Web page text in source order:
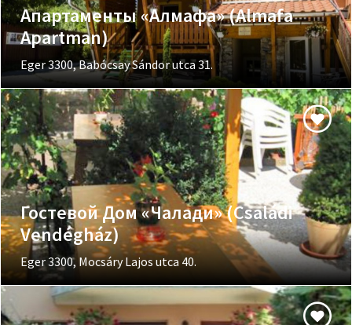
Апартаменты «Алмафа» (Almafa
Apartman)
Eger 3300, Babócsay Sándor utca 31.
Гостевой Дом «Чалади» (Családi
Vendégház)
Eger 3300, Mocsáry Lajos utca 40.